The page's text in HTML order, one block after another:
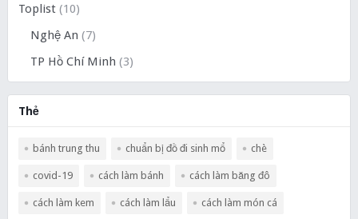
Toplist(10)
Nghệ An (7)
TP Hồ Chí Minh (3)
Thẻ
bánh trung thu chuẩn bị đồ đi sinh mổ chè
covid-19 cách làm bánh cách làm băng đô
cách làm kem cách làm lẩu cách làm món cá